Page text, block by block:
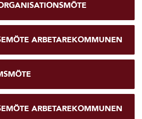
ARBETAREKOMMUNEN
ARBETAREKOMMUNEN